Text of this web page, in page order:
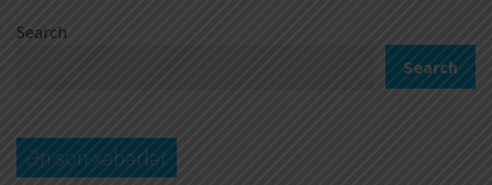
Search
Search
Ən son xəbərlər